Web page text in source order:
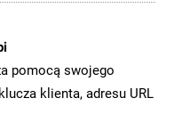
pomocą swojego
klienta, adresu URL